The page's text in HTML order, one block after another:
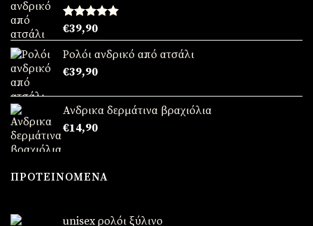
Βαθμολογήθηκε
με5.00
από 5
€39,90
Ρολόι ανδρικό από ατσάλι
€39,90
Ανδρικα δερμάτινα βραχιόλια
€14,90
ΠΡΟΤΕΙΝΌΜΕΝΑ
unisex ρολόι ξύλινο